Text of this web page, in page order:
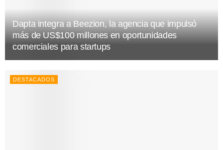
Dapta integra a Beezion, la agencia que impulsó
más de US$100 millones en oportunidades
comerciales para startups
DESTACADOS